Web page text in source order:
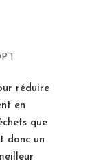
1
réduire
en
que
donc un